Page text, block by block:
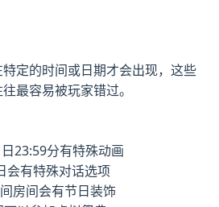
定的时间或日期才会出现，这些
最容易被玩家错过。
23:59分有特殊动画
会有特殊对话选项
房间会有节日装饰